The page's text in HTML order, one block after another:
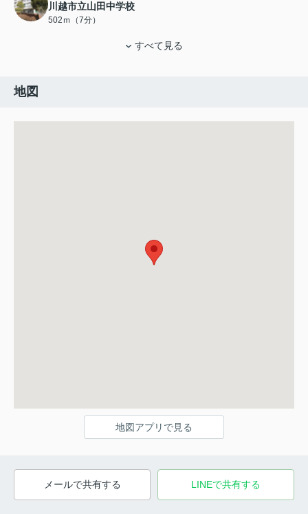
川越市立山田中学校
502ｍ（7分）
すべて見る
地図
地図アプリで見る
メールで共有する LINEで共有する